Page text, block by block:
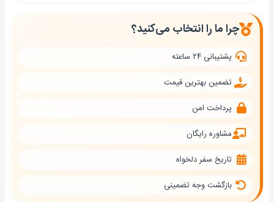
چرا ما را انتخاب می‌کنید؟
پشتیبانی ۲۴ ساعته
تضمین بهترین قیمت
پرداخت امن
مشاوره رایگان
تاریخ سفر دلخواه
بازگشت وجه تضمینی